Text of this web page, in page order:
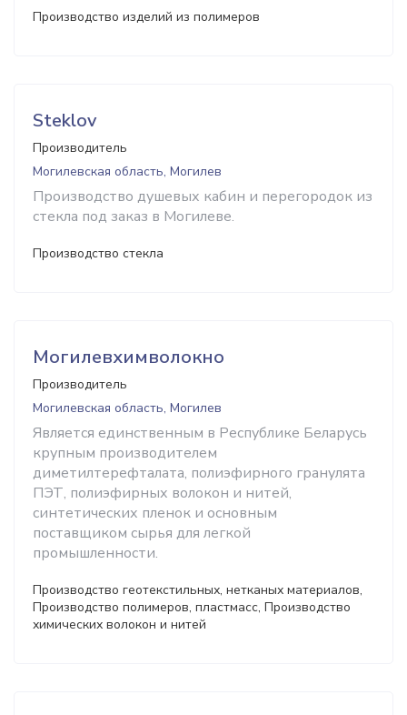
Производство изделий из полимеров
Steklov
Производитель
Могилевская область, Могилев
Производство душевых кабин и перегородок из
стекла под заказ в Могилеве.
Производство стекла
Могилевхимволокно
Производитель
Могилевская область, Могилев
Является единственным в Республике Беларусь
крупным производителем
диметилтерефталата, полиэфирного гранулята
ПЭТ, полиэфирных волокон и нитей,
синтетических пленок и основным
поставщиком сырья для легкой
промышленности.
Производство геотекстильных, нетканых материалов,
Производство полимеров, пластмасс, Производство
химических волокон и нитей